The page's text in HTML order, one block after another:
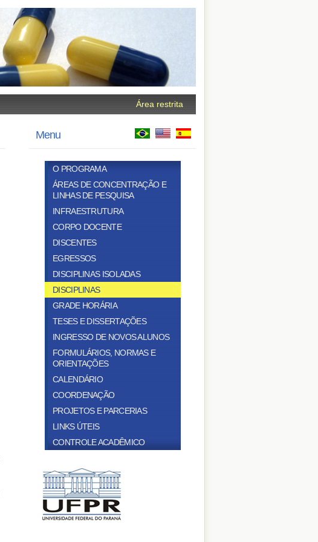
Área restrita
Menu
O PROGRAMA
ÁREAS DE CONCENTRAÇÃO E
LINHAS DE PESQUISA
INFRAESTRUTURA
CORPO DOCENTE
DISCENTES
EGRESSOS
DISCIPLINAS ISOLADAS
DISCIPLINAS
GRADE HORÁRIA
TESES E DISSERTAÇÕES
INGRESSO DE NOVOS ALUNOS
FORMULÁRIOS, NORMAS E
ORIENTAÇÕES
CALENDÁRIO
COORDENAÇÃO
PROJETOS E PARCERIAS
LINKS ÚTEIS
CONTROLE ACADÊMICO